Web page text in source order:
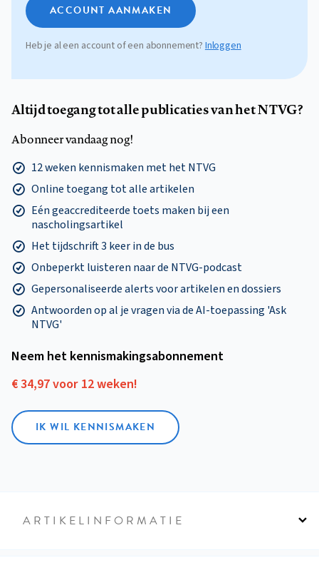
ACCOUNT AANMAKEN
Heb je al een account of een abonnement? Inloggen
Altijd toegang tot alle publicaties van het NTVG?
Abonneer vandaag nog!
12 weken kennismaken met het NTVG
Online toegang tot alle artikelen
Eén geaccrediteerde toets maken bij een
nascholingsartikel
Het tijdschrift 3 keer in de bus
Onbeperkt luisteren naar de NTVG-podcast
Gepersonaliseerde alerts voor artikelen en dossiers
Antwoorden op al je vragen via de AI-toepassing 'Ask
NTVG'
Neem het kennismakings­abonnement
€ 34,97 voor 12 weken!
IK WIL KENNISMAKEN
ARTIKELINFORMATIE